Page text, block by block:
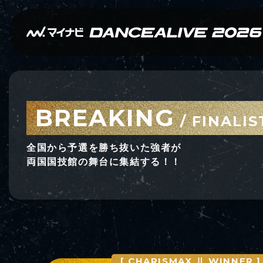
BREAKING/
全国から予選を勝ち抜いた強者が
両国国技館の舞台に集結する！！